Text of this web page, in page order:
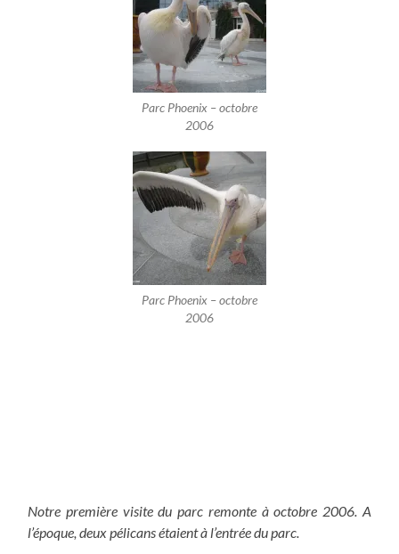
Parc Phoenix – octobre
2006
Parc Phoenix – octobre
2006
Notre première visite du parc remonte à octobre 2006. A
l’époque, deux pélicans étaient à l’entrée du parc.